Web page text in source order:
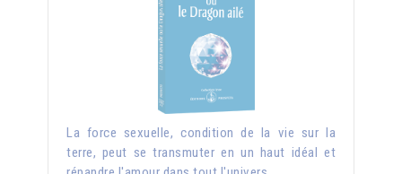
La force sexuelle, condition de la vie sur la
terre, peut se transmuter en un haut idéal et